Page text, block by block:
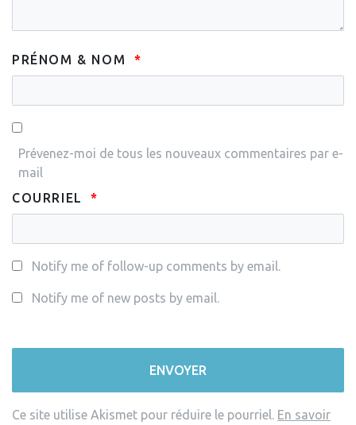
PRÉNOM & NOM
Prévenez-moi de tous les nouveaux commentaires par e-
mail
COURRIEL
Notify me of follow-up comments by email.
Notify me of new posts by email.
Ce site utilise Akismet pour réduire le pourriel. En savoir